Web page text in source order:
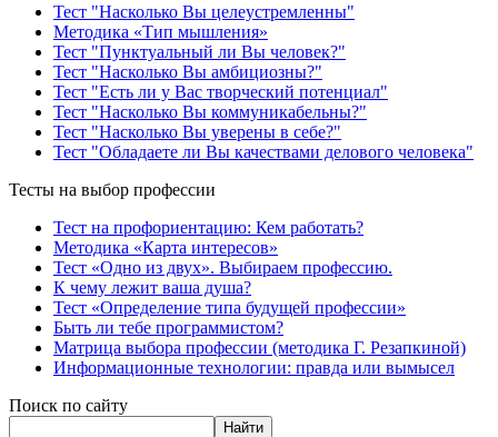
Тест "Насколько Вы целеустремленны"
Методика «Тип мышления»
Тест "Пунктуальный ли Вы человек?"
Тест "Насколько Вы амбициозны?"
Тест "Есть ли у Вас творческий потенциал"
Тест "Насколько Вы коммуникабельны?"
Тест "Насколько Вы уверены в себе?"
Тест "Обладаете ли Вы качествами делового человека"
Тесты на выбор профессии
Тест на профориентацию: Кем работать?
Методика «Карта интересов»
Тест «Одно из двух». Выбираем профессию.
К чему лежит ваша душа?
Тест «Определение типа будущей профессии»
Быть ли тебе программистом?
Матрица выбора профессии (методика Г. Резапкиной)
Информационные технологии: правда или вымысел
Поиск по сайту
Найти